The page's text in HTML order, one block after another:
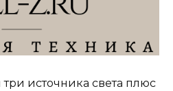
источника света плюс